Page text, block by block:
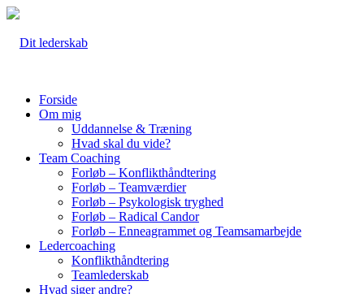
Forside
Om mig
Uddannelse & Træning
Hvad skal du vide?
Team Coaching
Forløb – Konflikthåndtering
Forløb – Teamværdier
Forløb – Psykologisk tryghed
Forløb – Radical Candor
Forløb – Enneagrammet og Teamsamarbejde
Ledercoaching
Konflikthåndtering
Teamlederskab
Hvad siger andre?